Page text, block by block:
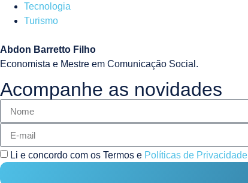
Tecnologia
Turismo
Abdon Barretto Filho
Economista e Mestre em Comunicação Social.
Acompanhe as novidades
Li e concordo com os Termos e Políticas de Privacidade